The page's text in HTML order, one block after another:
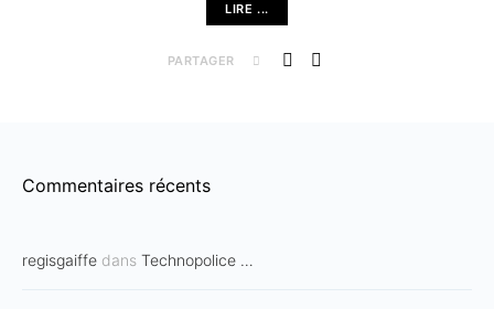
LIRE ...
PARTAGER
Commentaires récents
regisgaiffe dans Technopolice …